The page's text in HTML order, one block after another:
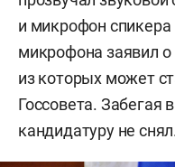
и микрофон
микрофона заявил
из которых может
Госсовета. Забегая
кандидатуру не